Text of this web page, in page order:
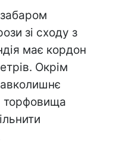
зі сходу з
має кордон
Окрім
торфовища